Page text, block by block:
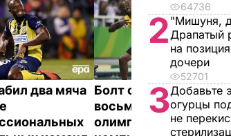
два мяча Болт стал
восьмикратным
олимпийским
64736
2 "Мишуня,
Драпатый
на
дочери
52701
3Добавьте
огурцы
не